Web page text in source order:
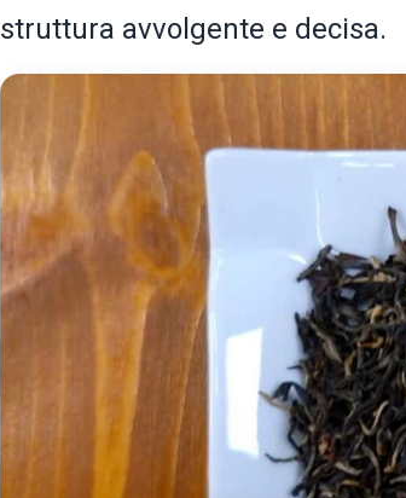
struttura avvolgente e decisa.